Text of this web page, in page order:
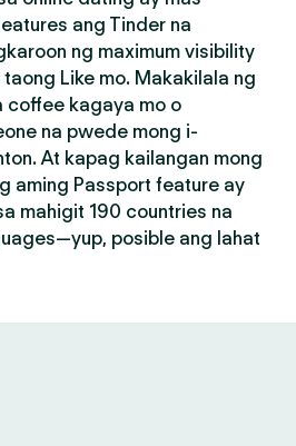
ang Tinder na
ng maximum visibility
Like mo. Makakilala ng
coffee kagaya mo o
na pwede mong i-
At kapag kailangan mong
aming Passport feature ay
mahigit 190 countries na
posible ang lahat